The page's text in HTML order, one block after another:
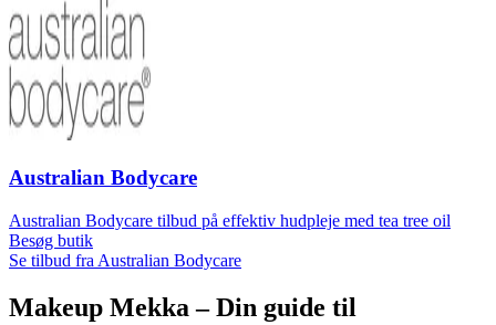
Australian Bodycare
Australian Bodycare tilbud på effektiv hudpleje med tea tree oil
Besøg butik
Se tilbud fra Australian Bodycare
Makeup Mekka – Din guide til